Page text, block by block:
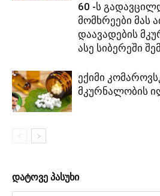
60 -ს
მომხრეები მას
დაავადების
ასე სიბერეში
ექიმი
მკურნალობის
დატოვე პასუხი